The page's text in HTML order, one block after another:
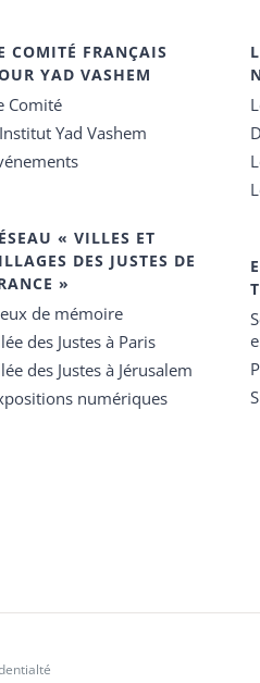
COMITÉ FRANÇAIS
YAD VASHEM
Comité
Yad Vashem
« VILLES ET
DES JUSTES DE
»
de mémoire
des Justes à Paris
des Justes à Jérusalem
numériques